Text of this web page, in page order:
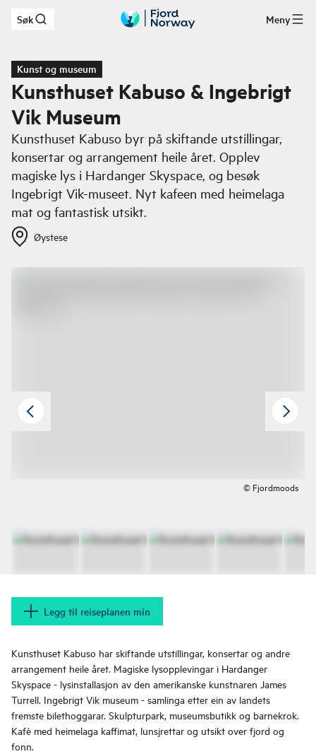
Hopp til hovedinnhold
Søk Meny
Kunst og museum
Kunsthuset Kabuso & Ingebrigt
Vik Museum
Kunsthuset Kabuso byr på skiftande utstillingar,
konsertar og arrangement heile året. Opplev
magiske lys i Hardanger Skyspace, og besøk
Ingebrigt Vik-museet. Nyt kafeen med heimelaga
mat og fantastisk utsikt.
Øystese
© Fjordmoods
Legg til reiseplanen min
Kunsthuset Kabuso har skiftande utstillingar, konsertar og andre
arrangement heile året. Magiske lysopplevingar i Hardanger
Skyspace - lysinstallasjon av den amerikanske kunstnaren James
Turrell. Ingebrigt Vik museum - samlinga etter ein av landets
fremste bilethoggarar. Skulpturpark, museumsbutikk og barnekrok.
Kafè med heimelaga kaffimat, lunsjrettar og utsikt over fjord og
fonn.